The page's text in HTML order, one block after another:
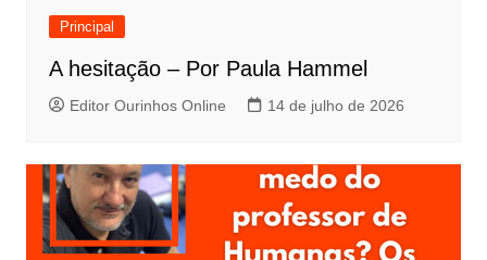
Principal
A hesitação – Por Paula Hammel
Editor Ourinhos Online 14 de julho de 2026